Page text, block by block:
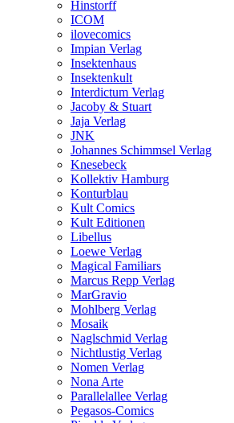
Hinstorff
ICOM
ilovecomics
Impian Verlag
Insektenhaus
Insektenkult
Interdictum Verlag
Jacoby & Stuart
Jaja Verlag
JNK
Johannes Schimmsel Verlag
Knesebeck
Kollektiv Hamburg
Konturblau
Kult Comics
Kult Editionen
Libellus
Loewe Verlag
Magical Familiars
Marcus Repp Verlag
MarGravio
Mohlberg Verlag
Mosaik
Naglschmid Verlag
Nichtlustig Verlag
Nomen Verlag
Nona Arte
Parallelallee Verlag
Pegasos-Comics